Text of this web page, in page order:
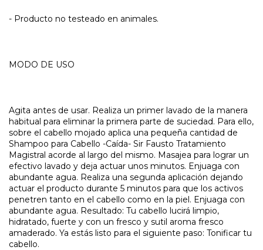
- Producto no testeado en animales.
MODO DE USO
Agita antes de usar. Realiza un primer lavado de la manera
habitual para eliminar la primera parte de suciedad. Para ello,
sobre el cabello mojado aplica una pequeña cantidad de
Shampoo para Cabello -Caída- Sir Fausto Tratamiento
Magistral acorde al largo del mismo. Masajea para lograr un
efectivo lavado y deja actuar unos minutos. Enjuaga con
abundante agua. Realiza una segunda aplicación dejando
actuar el producto durante 5 minutos para que los activos
penetren tanto en el cabello como en la piel. Enjuaga con
abundante agua. Resultado: Tu cabello lucirá limpio,
hidratado, fuerte y con un fresco y sutil aroma fresco
amaderado. Ya estás listo para el siguiente paso: Tonificar tu
cabello.